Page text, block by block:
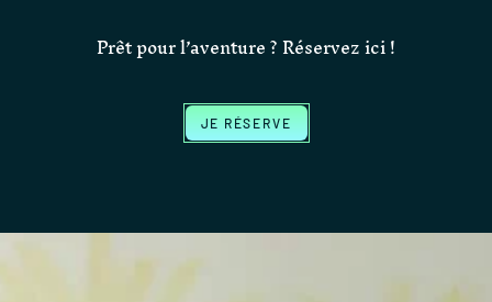
Prêt pour l’aventure ? Réservez ici !
JE RÉSERVE